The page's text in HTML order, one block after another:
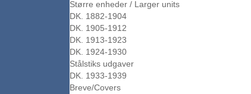
Større enheder / Larger units
DK. 1882-1904
DK. 1905-1912
DK. 1913-1923
DK. 1924-1930
Stålstiks udgaver
DK. 1933-1939
Breve/Covers